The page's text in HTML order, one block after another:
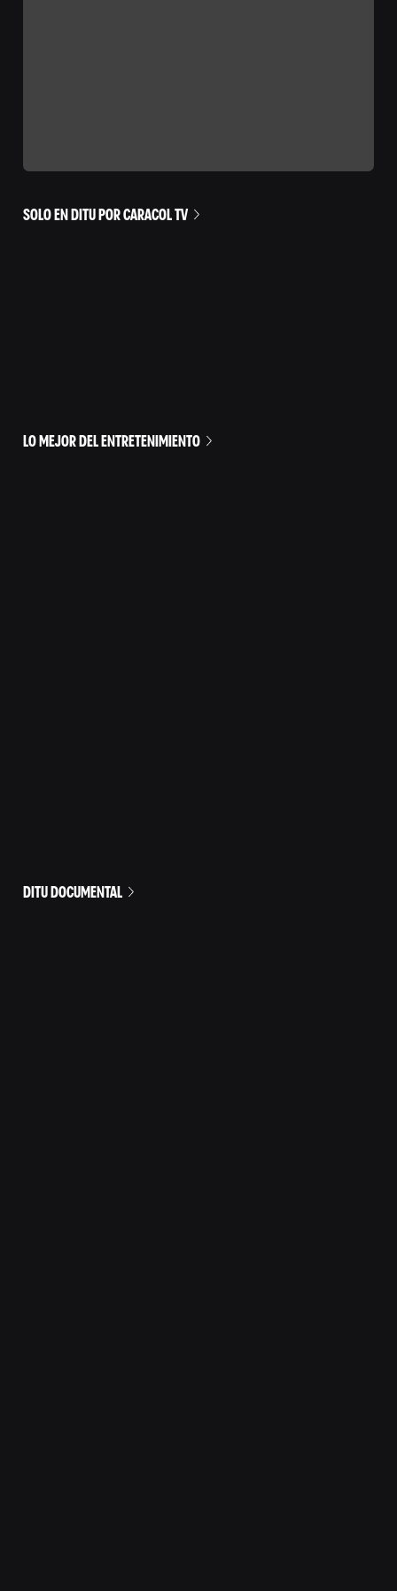
SOLO EN DITU POR CARACOL TV
LO MEJOR DEL ENTRETENIMIENTO
DITU DOCUMENTAL